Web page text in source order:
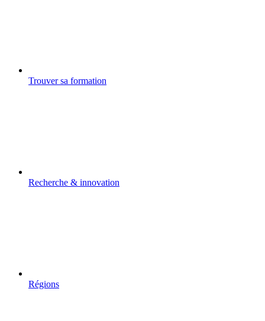
Trouver sa formation
Recherche & innovation
Régions